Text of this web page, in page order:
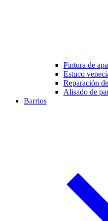
Pintura de
Estuco
Reparación
Alisado de
Barrios